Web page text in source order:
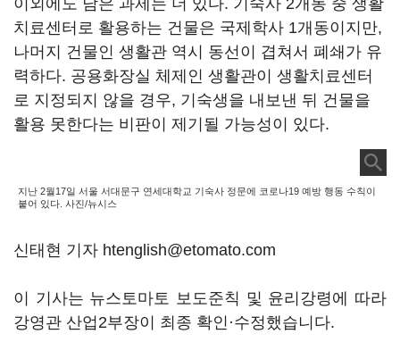
이외에도 남은 과제는 더 있다. 기숙사 2개동 중 생활
치료센터로 활용하는 건물은 국제학사 1개동이지만,
나머지 건물인 생활관 역시 동선이 겹쳐서 폐쇄가 유
력하다. 공용화장실 체제인 생활관이 생활치료센터
로 지정되지 않을 경우, 기숙생을 내보낸 뒤 건물을
활용 못한다는 비판이 제기될 가능성이 있다.
지난 2월17일 서울 서대문구 연세대학교 기숙사 정문에 코로나19 예방 행동 수칙이
붙어 있다. 사진/뉴시스
신태현 기자 htenglish@etomato.com
이 기사는 뉴스토마토 보도준칙 및 윤리강령에 따라
강영관 산업2부장이 최종 확인·수정했습니다.